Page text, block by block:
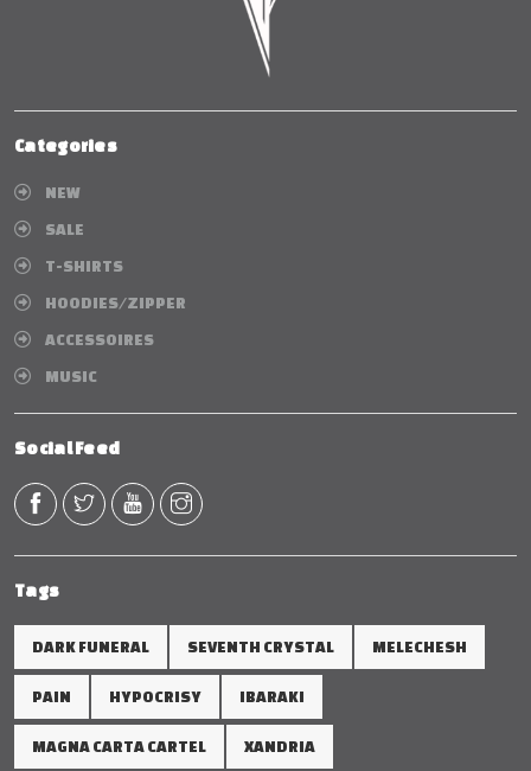
Categories
NEW
SALE
T-SHIRTS
HOODIES/ZIPPER
ACCESSOIRES
MUSIC
Social Feed
Tags
DARK FUNERAL SEVENTH CRYSTAL MELECHESH
PAIN HYPOCRISY IBARAKI
MAGNA CARTA CARTEL XANDRIA